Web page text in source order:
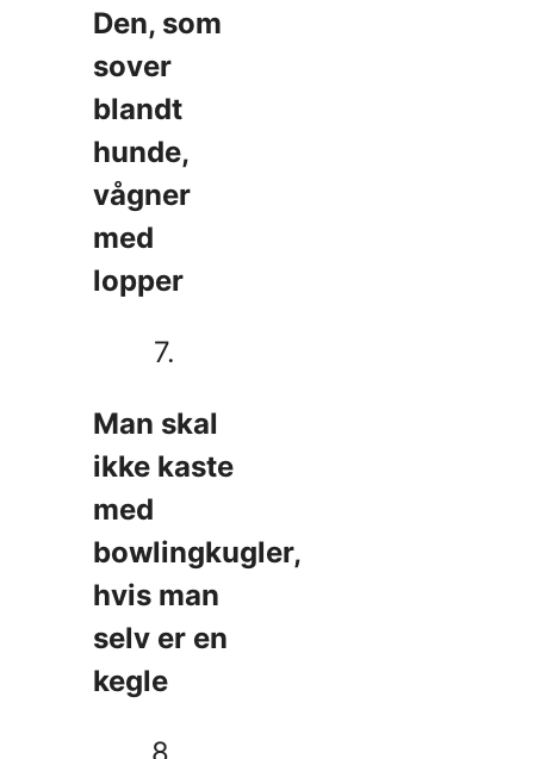
Den, som
sover
blandt
hunde,
vågner
med
lopper
7.
Man skal
ikke kaste
med
bowlingkugler,
hvis man
selv er en
kegle